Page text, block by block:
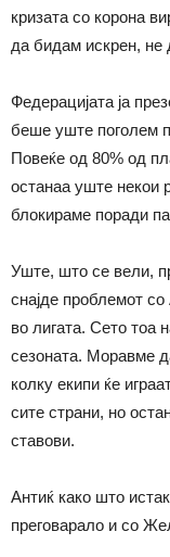
кризата со корона
да бидам искрен, не
Федерацијата ја
беше уште поголем
Повеќе од 80% од
останаа уште некои
блокираме поради
Уште, што се вели,
снајде проблемот
во лигата. Сето тоа
сезоната. Моравме
колку екипи ќе
сите страни, но
ставови.
Aнтиќ како што
преговарало и со